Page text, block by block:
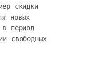
скидки
новых
в период
свободных